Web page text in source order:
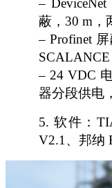
–
蔽，30 m，
– Profinet
SCALANCE
– 24 VDC
器分段供电
5. 软件：
V2.1、邦纳